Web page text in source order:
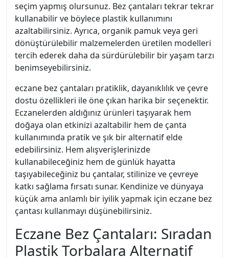
seçim yapmış olursunuz. Bez çantaları tekrar tekrar
kullanabilir ve böylece plastik kullanımını
azaltabilirsiniz. Ayrıca, organik pamuk veya geri
dönüştürülebilir malzemelerden üretilen modelleri
tercih ederek daha da sürdürülebilir bir yaşam tarzı
benimseyebilirsiniz.
eczane bez çantaları pratiklik, dayanıklılık ve çevre
dostu özellikleri ile öne çıkan harika bir seçenektir.
Eczanelerden aldığınız ürünleri taşıyarak hem
doğaya olan etkinizi azaltabilir hem de çanta
kullanımında pratik ve şık bir alternatif elde
edebilirsiniz. Hem alışverişlerinizde
kullanabileceğiniz hem de günlük hayatta
taşıyabileceğiniz bu çantalar, stilinize ve çevreye
katkı sağlama fırsatı sunar. Kendinize ve dünyaya
küçük ama anlamlı bir iyilik yapmak için eczane bez
çantası kullanmayı düşünebilirsiniz.
Eczane Bez Çantaları: Sıradan
Plastik Torbalara Alternatif